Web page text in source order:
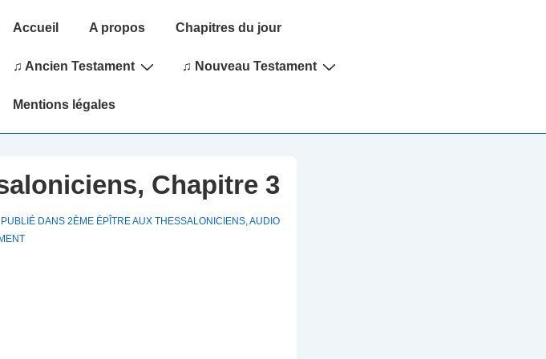
Main
Accueil A propos Chapitres du jour
♫ Ancien Testament ♫ Nouveau Testament
Mentions légales
Chapitre 3
PUBLIÉ DANS 2ÈME ÉPÎTRE AUX THESSALONICIENS,AUDIO